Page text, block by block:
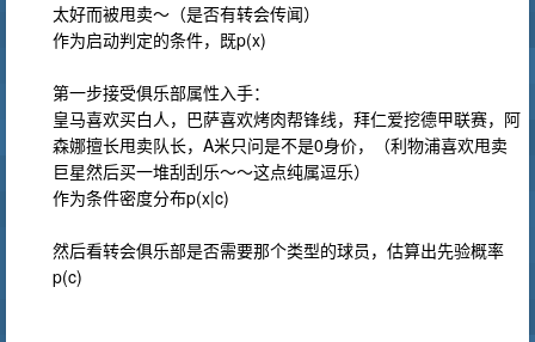
太好而被甩卖～（是否有转会传闻）
作为启动判定的条件，既p(x)
第一步接受俱乐部属性入手：
皇马喜欢买白人，巴萨喜欢烤肉帮锋线，拜仁爱挖德甲联赛，阿
森娜擅长甩卖队长，A米只问是不是0身价，（利物浦喜欢甩卖
巨星然后买一堆刮刮乐～～这点纯属逗乐）
作为条件密度分布p(x|c)
然后看转会俱乐部是否需要那个类型的球员，估算出先验概率
p(c)